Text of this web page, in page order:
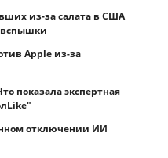
из-за салата в США
вспышки
Apple из-за
показала экспертная
отключении ИИ